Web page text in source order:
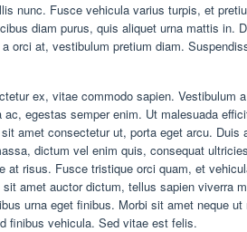
nunc. Fusce vehicula varius turpis, et
diam purus, quis aliquet urna mattis in.
orci at, vestibulum pretium diam.
ex, vitae commodo sapien. Vestibulum
ac, egestas semper enim. Ut malesuada
amet consectetur ut, porta eget arcu. Duis
dictum vel enim quis, consequat
at risus. Fusce tristique orci quam, et
amet auctor dictum, tellus sapien viverra
urna eget finibus. Morbi sit amet neque
finibus vehicula. Sed vitae est felis.